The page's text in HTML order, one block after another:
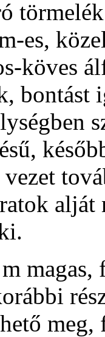
es,
köves
bontást
alját
meg,